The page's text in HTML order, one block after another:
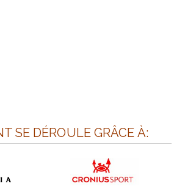
SE DÉROULE GRÂCE À: